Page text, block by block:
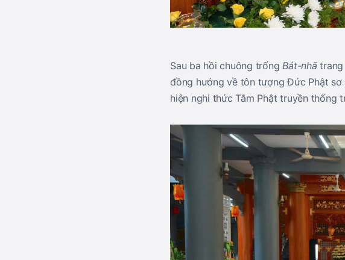
Sau ba hồi chuông trốngBát-nhãtrang
đồng hướng về tôn tượng Đức Phật sơ
hiện nghi thức Tắm Phật truyền thống